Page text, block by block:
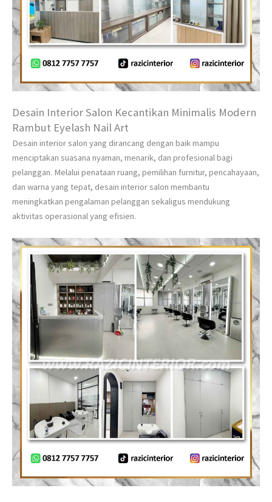
Desain Interior Salon Kecantikan Minimalis Modern
Rambut Eyelash Nail Art
Desain interior salon yang dirancang dengan baik mampu
menciptakan suasana nyaman, menarik, dan profesional bagi
pelanggan. Melalui penataan ruang, pemilihan furnitur, pencahayaan,
dan warna yang tepat, desain interior salon membantu
meningkatkan pengalaman pelanggan sekaligus mendukung
aktivitas operasional yang efisien.